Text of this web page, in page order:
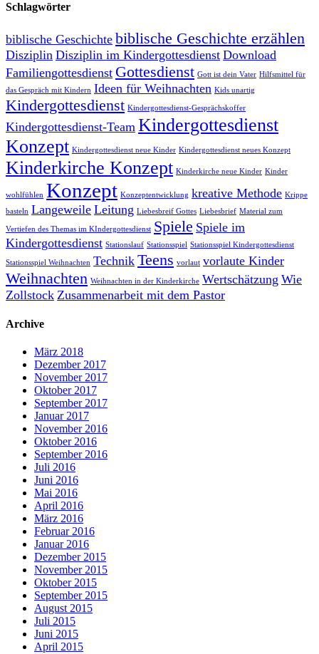
Schlagwörter
biblische Geschichte biblische Geschichte erzählen
Disziplin Disziplin im Kindergottesdienst Download
Familiengottesdienst Gottesdienst Gott ist dein Vater Hilfsmittel für
das Gespräch mit Kindern Ideen für Weihnachten Kids unartig
Kindergottesdienst Kindergottesdienst-Gesprächskoffer
Kindergottesdienst-Team Kindergottesdienst
Konzept Kindergottesdienst neue Kinder Kindergottesdienst neues Konzept
Kinderkirche Konzept Kinderkirche neue Kinder Kinder
wohlfühlen Konzept Konzeptentwicklung kreative Methode Krippe
basteln Langeweile Leitung Liebesbreif Gottes Liebesbrief Material zum
Vertiefen des Themas im KIndergottesdienst Spiele Spiele im
Kindergottesdienst Stationslauf Stationsspiel Stationsspiel Kindergottesdienst
Stationsspiel Weihnachten Technik Teens vorlaut vorlaute Kinder
Weihnachten Weihnachten in der Kinderkirche Wertschätzung Wie
Zollstock Zusammenarbeit mit dem Pastor
Archive
März 2018
Dezember 2017
November 2017
Oktober 2017
September 2017
Januar 2017
November 2016
Oktober 2016
September 2016
Juli 2016
Juni 2016
Mai 2016
April 2016
März 2016
Februar 2016
Januar 2016
Dezember 2015
November 2015
Oktober 2015
September 2015
August 2015
Juli 2015
Juni 2015
April 2015